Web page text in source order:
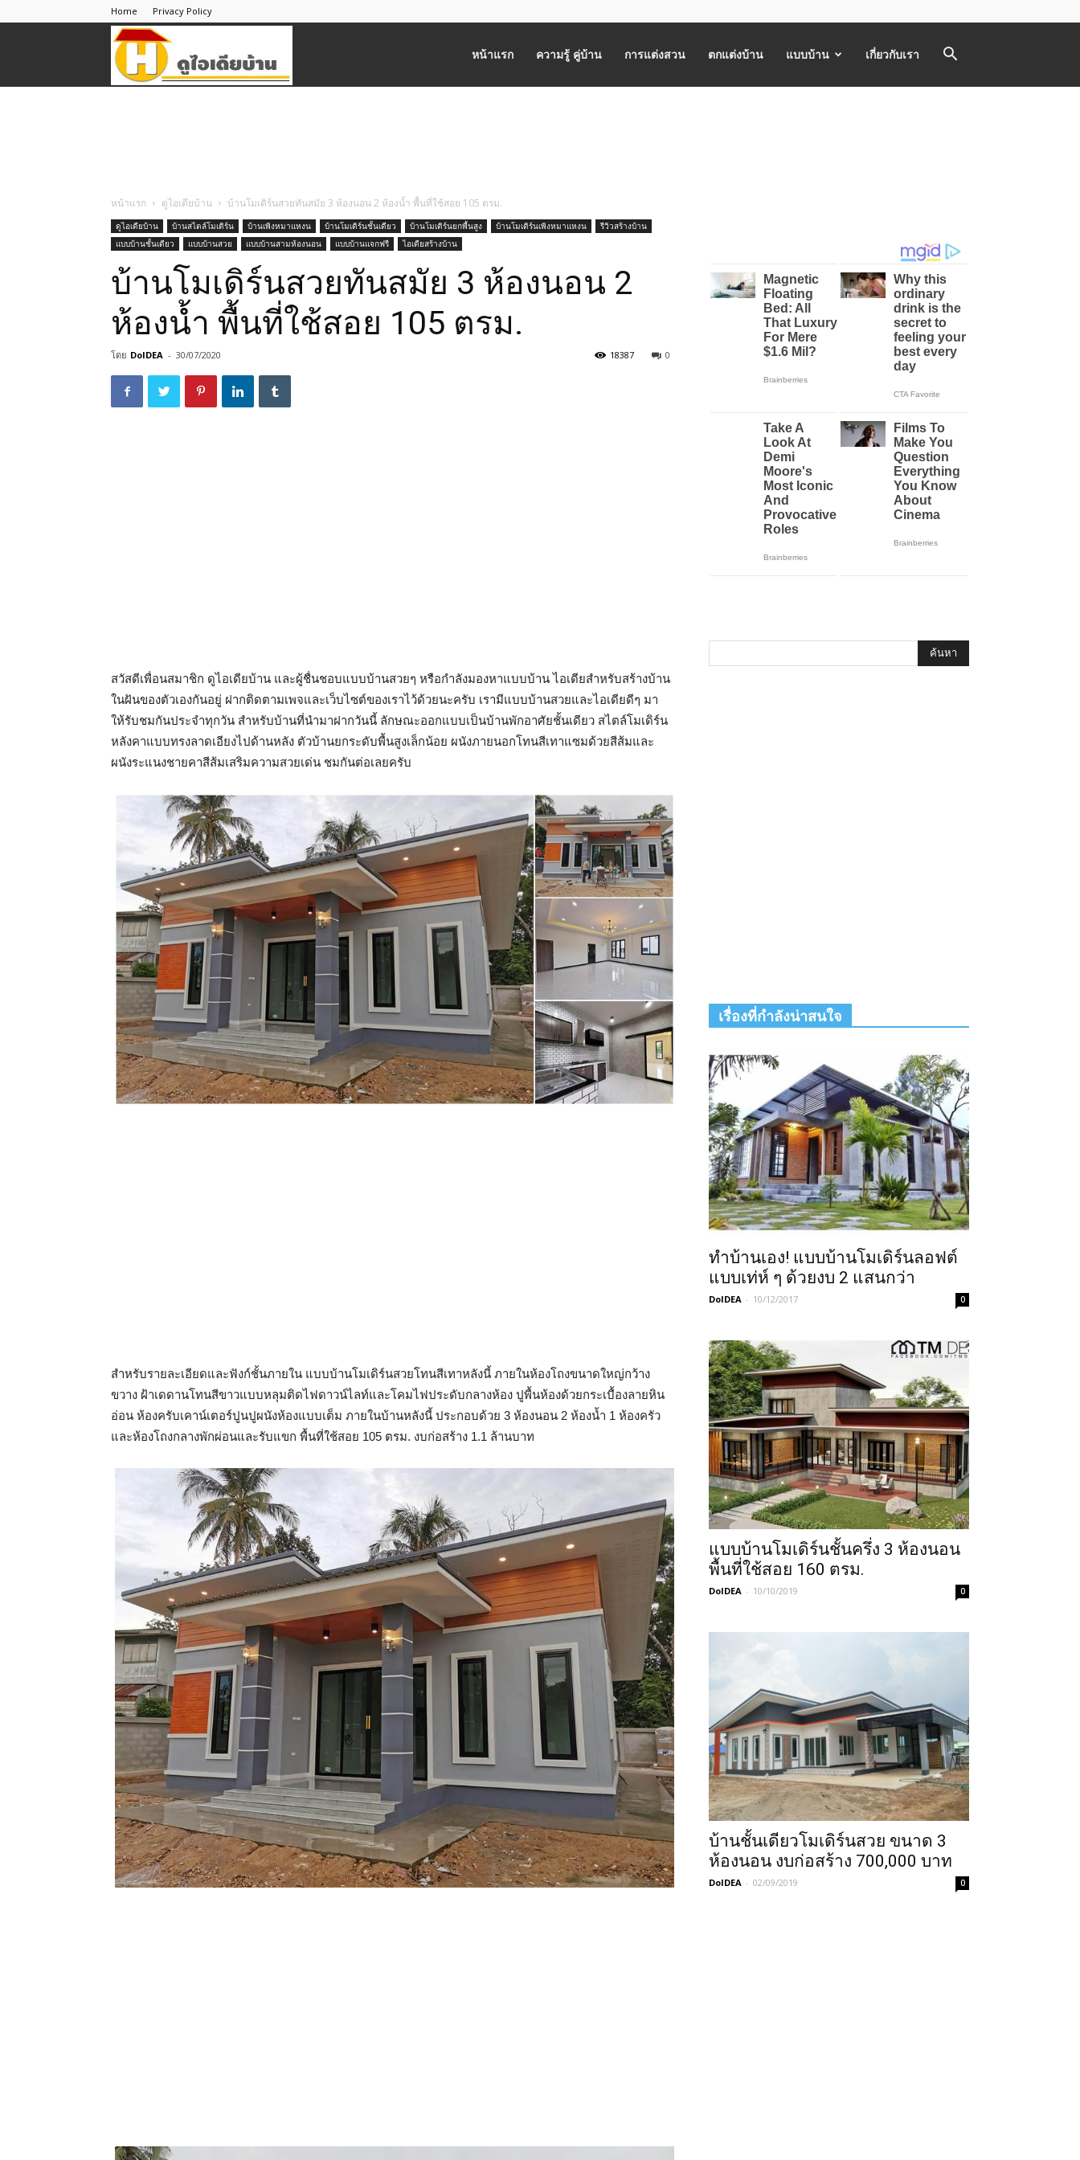
Home Privacy Policy
บ้าน
หน้าแรก ความรู้ คู่บ้าน การแต่งสวน ตกแต่งบ้าน แบบบ้าน เกี่ยวกับเรา
หน้าแรก ดูไอเดียบ้าน บ้านโมเดิร์นสวยทันสมัย 3 ห้องนอน 2 ห้องน้ำ พื้นที่ใช้สอย 105 ตรม.
ดูไอเดียบ้าน บ้านสไตล์โมเดิร์น บ้านเพิงหมาแหงน บ้านโมเดิร์นชั้นเดียว บ้านโมเดิร์นยกพื้นสูง บ้านโมเดิร์นเพิงหมาแหงน
รีวิวสร้างบ้าน
แบบบ้านชั้นเดียว
แบบบ้านสวย แบบบ้านสามห้องนอน แบบบ้านแจกฟรี ไอเดียสร้างบ้าน
บ้านโมเดิร์นสวยทันสมัย 3 ห้องนอน 2
ห้องน้ำ พื้นที่ใช้สอย 105 ตรม.
โดย DoIDEA - 30/07/2020 0
18387
สวัสดีเพื่อนสมาชิก ดูไอเดียบ้าน และผู้ชื่นชอบแบบบ้านสวยๆ หรือกำลังมองหาแบบบ้าน ไอเดียสำหรับสร้างบ้าน
ในฝันของตัวเองกันอยู่ ฝากติดตามเพจและเว็บไซต์ของเราไว้ด้วยนะครับ เรามีแบบบ้านสวยและไอเดียดีๆ มา
ให้รับชมกันประจำทุกวัน สำหรับบ้านที่นำมาฝากวันนี้ ลักษณะออกแบบเป็นบ้านพักอาศัยชั้นเดียว สไตล์โมเดิร์น
หลังคาแบบทรงลาดเอียงไปด้านหลัง ตัวบ้านยกระดับพื้นสูงเล็กน้อย ผนังภายนอกโทนสีเทาแซมด้วยสีส้มและ
ผนังระแนงชายคาสีส้มเสริมความสวยเด่น ชมกันต่อเลยครับ
สำหรับรายละเอียดและฟังก์ชั้นภายใน แบบบ้านโมเดิร์นสวยโทนสีเทาหลังนี้ ภายในห้องโถงขนาดใหญ่กว้าง
ขวาง ฝ้าเดดานโทนสีขาวแบบหลุมติดไฟดาวน์ไลท์และโคมไฟประดับกลางห้อง ปูพื้นห้องด้วยกระเบื้องลายหิน
อ่อน ห้องครับเคาน์เตอร์ปูนปูผนังห้องแบบเต็ม ภายในบ้านหลังนี้ ประกอบด้วย 3 ห้องนอน 2 ห้องน้ำ 1 ห้องครัว
และห้องโถงกลางพักผ่อนและรับแขก พื้นที่ใช้สอย 105 ตรม. งบก่อสร้าง 1.1 ล้านบาท
เรื่องที่กำลังน่าสนใจ
ทำบ้านเอง! แบบบ้านโมเดิร์นลอฟต์
แบบเท่ห์ ๆ ด้วยงบ 2 แสนกว่า
DoIDEA - 10/12/2017 0
แบบบ้านโมเดิร์นชั้นครึ่ง 3 ห้องนอน
พื้นที่ใช้สอย 160 ตรม.
DoIDEA - 10/10/2019 0
บ้านชั้นเดียวโมเดิร์นสวย ขนาด 3
ห้องนอน งบก่อสร้าง 700,000 บาท
DoIDEA - 02/09/2019 0